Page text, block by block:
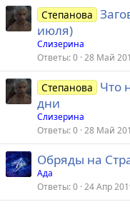
Степанова
июля)
Слизерина
Ответы 0 28 Май
Степанова
Что
дни
Слизерина
Ответы 0 28 Май
Обряды на
Ада
Ответы 0 24 Апр